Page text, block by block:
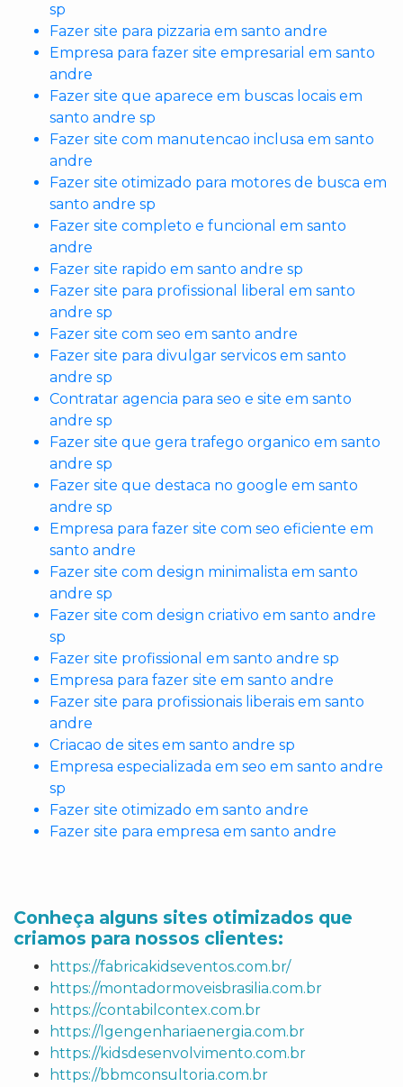
sp
Fazer site para pizzaria em santo andre
Empresa para fazer site empresarial em santo
andre
Fazer site que aparece em buscas locais em
santo andre sp
Fazer site com manutencao inclusa em santo
andre
Fazer site otimizado para motores de busca em
santo andre sp
Fazer site completo e funcional em santo
andre
Fazer site rapido em santo andre sp
Fazer site para profissional liberal em santo
andre sp
Fazer site com seo em santo andre
Fazer site para divulgar servicos em santo
andre sp
Contratar agencia para seo e site em santo
andre sp
Fazer site que gera trafego organico em santo
andre sp
Fazer site que destaca no google em santo
andre sp
Empresa para fazer site com seo eficiente em
santo andre
Fazer site com design minimalista em santo
andre sp
Fazer site com design criativo em santo andre
sp
Fazer site profissional em santo andre sp
Empresa para fazer site em santo andre
Fazer site para profissionais liberais em santo
andre
Criacao de sites em santo andre sp
Empresa especializada em seo em santo andre
sp
Fazer site otimizado em santo andre
Fazer site para empresa em santo andre
Conheça alguns sites otimizados que
criamos para nossos clientes:
https://fabricakidseventos.com.br/
https://montadormoveisbrasilia.com.br
https://contabilcontex.com.br
https://lgengenhariaenergia.com.br
https://kidsdesenvolvimento.com.br
https://bbmconsultoria.com.br